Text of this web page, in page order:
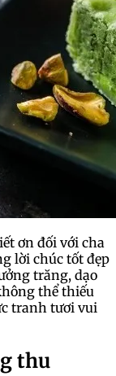
ơn đối với cha
lời chúc tốt đẹp
trăng, dạo
thể thiếu
tranh tươi vui
thu